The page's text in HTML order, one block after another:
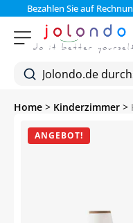
Bezahlen Sie auf Rechnung
Home > Kinderzimmer >
ANGEBOT!